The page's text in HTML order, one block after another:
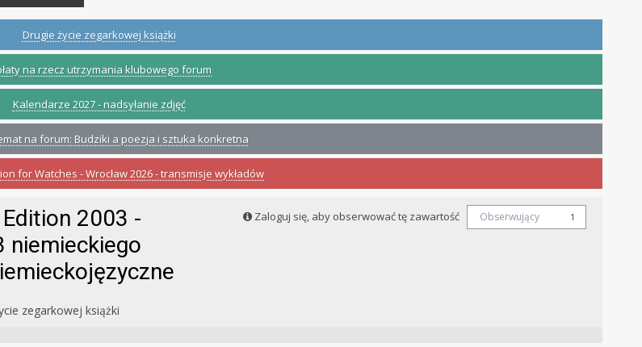
Drugie życie zegarkowej książki
na rzecz utrzymania klubowego forum
Kalendarze 2027 - nadsyłanie zdjęć
na forum: Budziki a poezja i sztuka konkretna
for Watches - Wrocław 2026 - transmisje wykładów
Zaloguj się, aby obserwować tę zawartość Obserwujący 1
2003 -
niemieckiego
zegarkowej książki